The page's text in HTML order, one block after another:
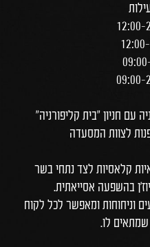
עם חניון "בית קליפורניה"
לצוות המסעדה
קלאסיות לצד נתחי בשר
בהשפעה אסייאתית.
וניחוחות ומאפשר לכל לקוח
לו.